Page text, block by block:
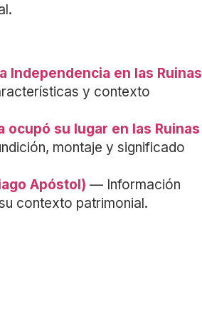
Independencia en las Ruinas
y contexto
ocupó su lugar en las Ruinas
montaje y significado
Apóstol) — Información
contexto patrimonial.